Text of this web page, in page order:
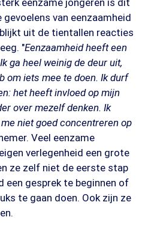
eenzame jongeren is dit
van eenzaamheid
uit de tientallen reacties
"Eenzaamheid heeft een
ga heel weinig de deur uit,
om iets mee te doen. Ik durf
het heeft invloed op mijn
over mezelf denken. Ik
niet goed concentreren op
Veel eenzame
verlegenheid een grote
ze zelf niet de eerste stap
een gesprek te beginnen of
te gaan doen. Ook zijn ze